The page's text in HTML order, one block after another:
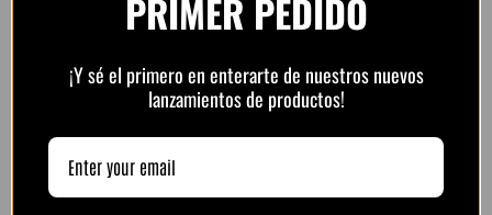
Compra protegida con cifrado SSL.
Opiniones de clientes –
PlayFutbol
PRIMER PEDIDO
¡Y sé el primero en enterarte de nuestros nuevos
lanzamientos de productos!